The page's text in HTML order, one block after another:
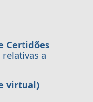
Certidões
a
virtual)